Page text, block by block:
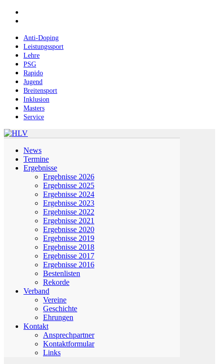
Skip
contentAnti-Doping
Leistungssport
Lehre
PSG
Rapido
Jugend
Breitensport
Inklusion
Masters
Service
News
Termine
Ergebnisse
Ergebnisse 2026
Ergebnisse 2025
Ergebnisse 2024
Ergebnisse 2023
Ergebnisse 2022
Ergebnisse 2021
Ergebnisse 2020
Ergebnisse 2019
Ergebnisse 2018
Ergebnisse 2017
Ergebnisse 2016
Bestenlisten
Rekorde
Verband
Vereine
Geschichte
Ehrungen
Kontakt
Ansprechpartner
Kontaktformular
Links